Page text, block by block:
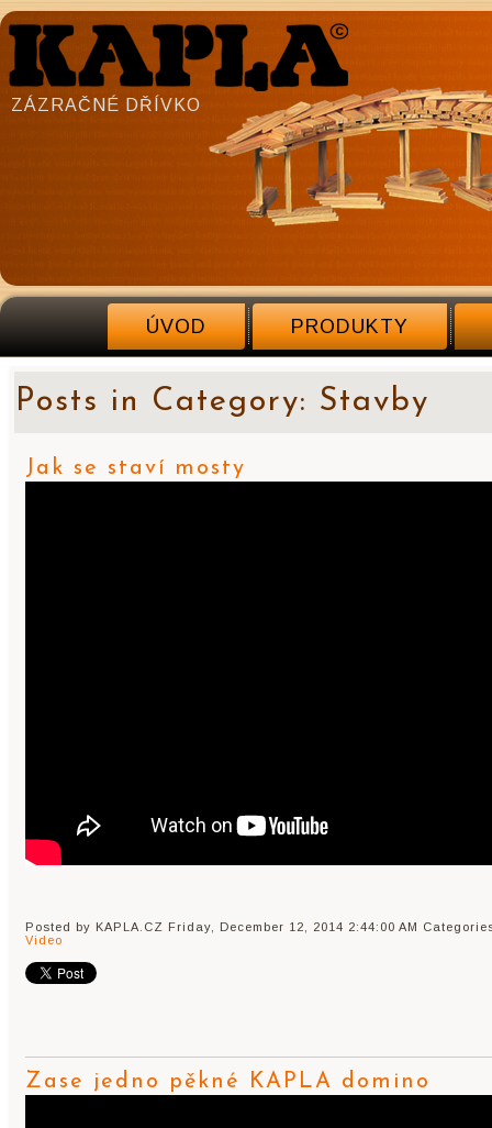
ZÁZRAČNÉ DŘÍVKO
ÚVOD PRODUKTY
Posts in Category: Stavby
Jak se staví mosty
Posted by KAPLA.CZ Friday, December 12, 2014 2:44:00 AM
Video
Zase jedno pěkné KAPLA domino